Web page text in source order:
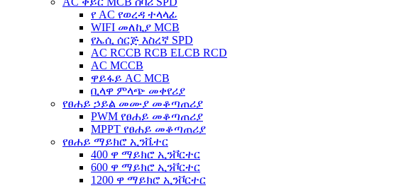
የ AC የወረዳ ተላላፊ
WIFI መለኪያ MCB
የኤሲ ሰርጅ እስረኛ SPD
AC RCCB RCB ELCB RCD
AC MCCB
ዋይፋይ AC MCB
ቢላዋ ምላጭ መቀየሪያ
የፀሐይ ኃይል መሙያ መቆጣጠሪያ
PWM የፀሐይ መቆጣጠሪያ
MPPT የፀሐይ መቆጣጠሪያ
የፀሐይ ማይክሮ ኢንቬተር
400 ዋ ማይክሮ ኢንቮርተር
600 ዋ ማይክሮ ኢንቮርተር
1200 ዋ ማይክሮ ኢንቮርተር